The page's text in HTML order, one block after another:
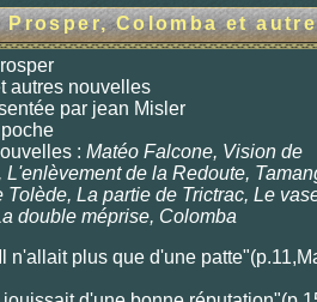
Prosper, Colomba et
autres nouvelles
par jean Misler
: Matéo Falcone, Vision de
L'enlèvement de la Redoute,
Tolède, La partie de Trictrac, Le
double méprise, Colomba
n'allait plus que d'une